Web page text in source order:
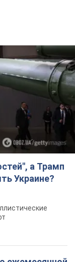
а Трамп
Украине?